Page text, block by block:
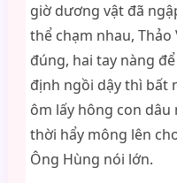
giờ dương vật đã
thể chạm nhau,
đúng, hai tay nàng
định ngồi dậy thì bất
ôm lấy hông con
thời hẩy mông lên
Ông Hùng nói lớn.